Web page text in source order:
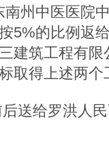
州中医医院
5%的比例返
建筑工程有
取得上述两个
送给罗洪人